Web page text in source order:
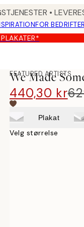
•
FOR BEDRIFTER
FEATURED ARTISTS
We Made
440,30 kr
Plakat
Velg størrelse